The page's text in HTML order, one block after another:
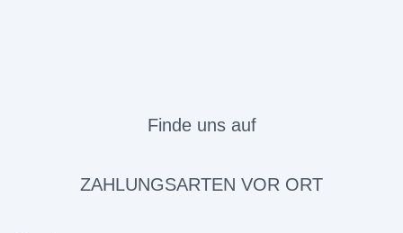
Finde uns auf
ZAHLUNGSARTEN VOR ORT